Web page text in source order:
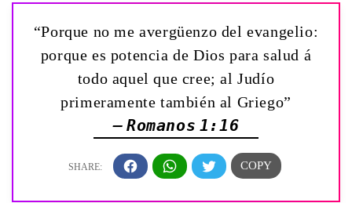
“Porque no me avergüenzo del evangelio:
porque es potencia de Dios para salud á
todo aquel que cree; al Judío
primeramente también al Griego”
— Romanos 1:16